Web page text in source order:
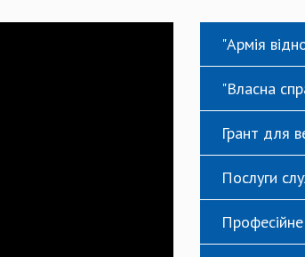
"Армія
"Власна
Грант для
Послуги